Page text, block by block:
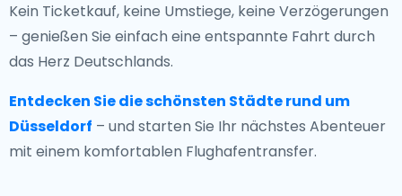
Kein Ticketkauf, keine Umstiege, keine Verzögerungen
– genießen Sie einfach eine entspannte Fahrt durch
das Herz Deutschlands.
Entdecken Sie die schönsten Städte rund um
Düsseldorf – und starten Sie Ihr nächstes Abenteuer
mit einem komfortablen Flughafentransfer.